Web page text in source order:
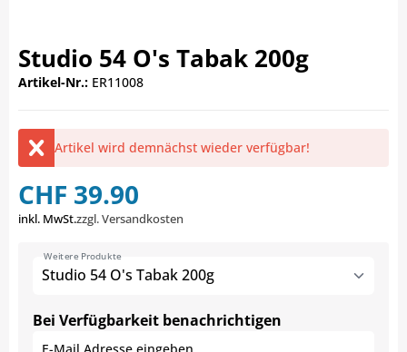
Studio 54 O's Tabak 200g
Artikel-Nr.: ER11008
Artikel wird demnächst wieder verfügbar!
CHF 39.90
inkl. MwSt.zzgl. Versandkosten
Studio 54 O's Tabak 200g
Weitere Produkte
Bei Verfügbarkeit benachrichtigen